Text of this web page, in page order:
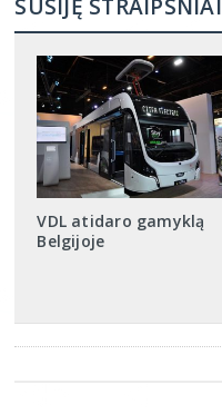
VDL atidaro gamyklą
Belgijoje